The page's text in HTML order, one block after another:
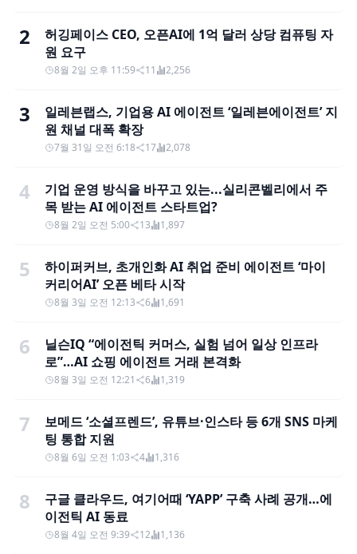
2
허깅페이스 CEO, 오픈AI에 1억 달러 상당 컴퓨팅 자
원 요구
8월 2일 오후 11:59 11 2,256
3
일레븐랩스, 기업용 AI 에이전트 ‘일레븐에이전트’ 지
원 채널 대폭 확장
7월 31일 오전 6:18 17 2,078
4
기업 운영 방식을 바꾸고 있는...실리콘벨리에서 주
목 받는 AI 에이전트 스타트업?
8월 2일 오전 5:00 13 1,897
5
하이퍼커브, 초개인화 AI 취업 준비 에이전트 ‘마이
커리어AI’ 오픈 베타 시작
8월 3일 오전 12:13 6 1,691
6
닐슨IQ “에이전틱 커머스, 실험 넘어 일상 인프라
로”…AI 쇼핑 에이전트 거래 본격화
8월 3일 오전 12:21 6 1,319
7
보메드 ‘소셜프렌드’, 유튜브·인스타 등 6개 SNS 마케
팅 통합 지원
8월 6일 오전 1:03 4 1,316
8
구글 클라우드, 여기어때 ‘YAPP’ 구축 사례 공개…에
이전틱 AI 동료
8월 4일 오전 9:39 12 1,136